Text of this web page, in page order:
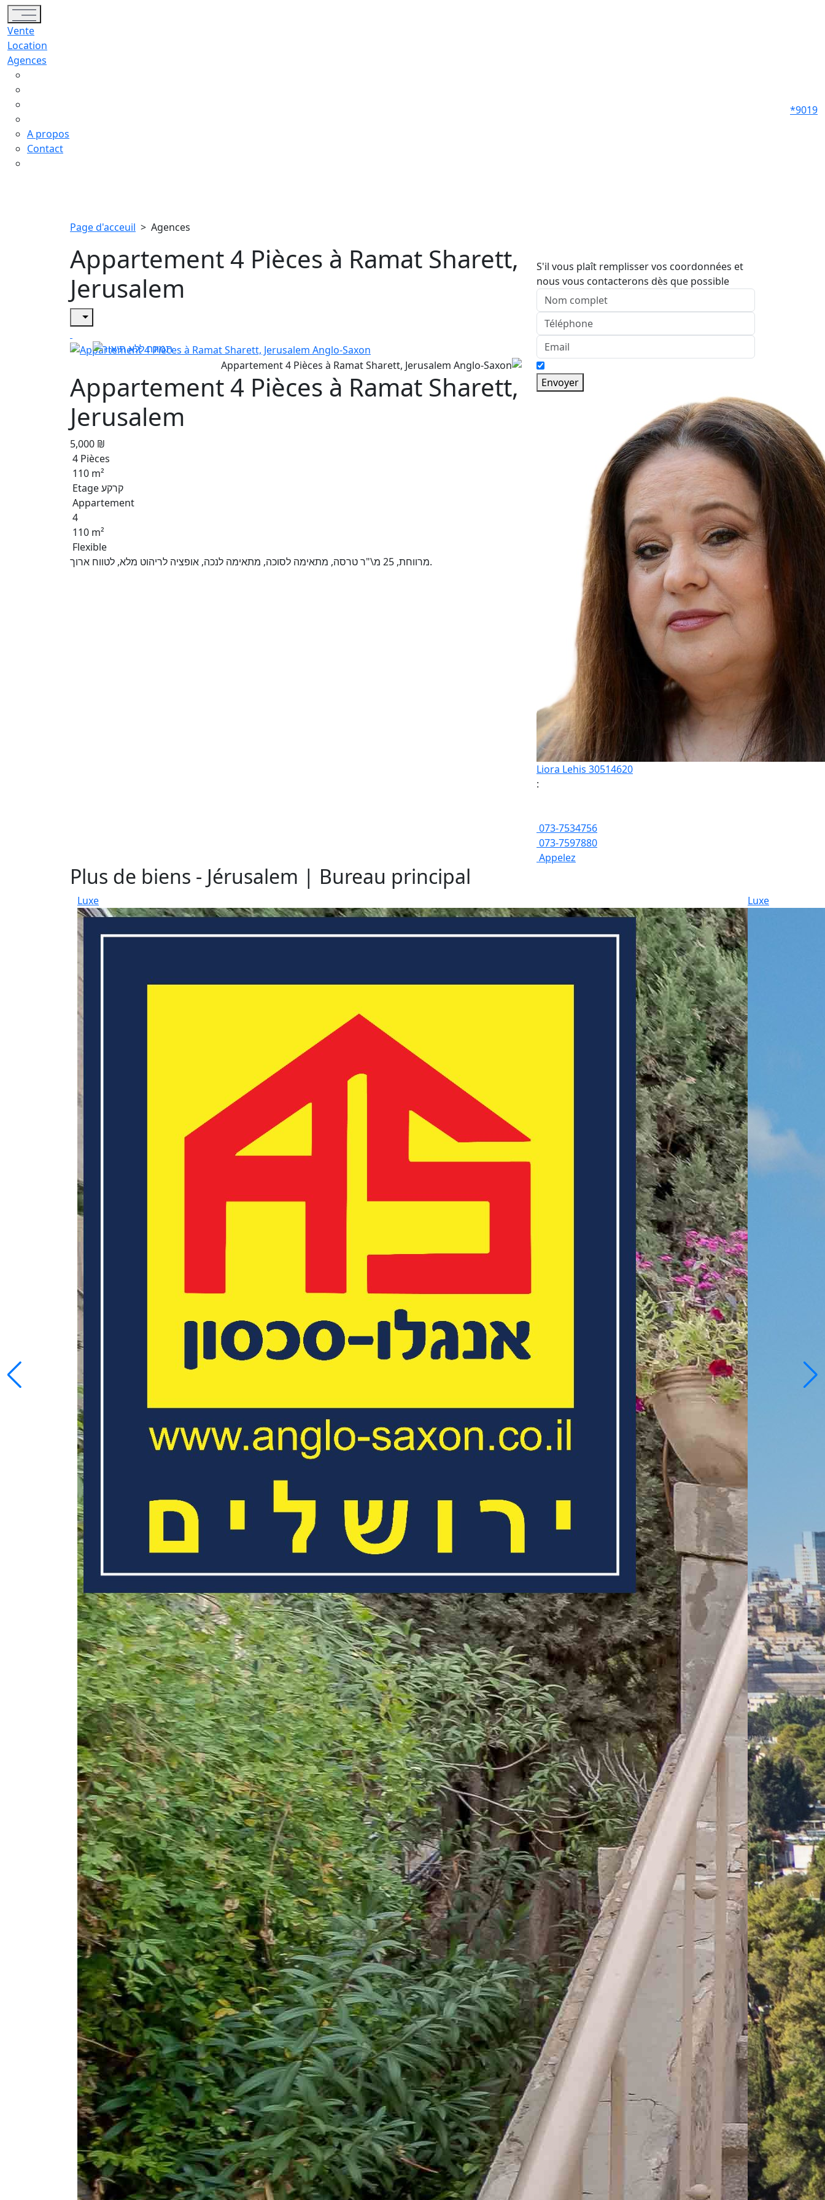
Toggle navigation
Vente
Location
Agences
A propos
Contact
*9019
Page d'acceuil > Agences
Appartement 4 Pièces à Ramat Sharett,
Jerusalem
Appartement 4 Pièces à Ramat Sharett,
Jerusalem
5,000 ₪
4 Pièces
110 m²
Etage קרקע
Appartement
4
110 m²
Flexible
מרווחת, 25 מ\"ר טרסה, מתאימה לסוכה, מתאימה לנכה, אופציה לריהוט מלא, לטווח ארוך.
S'il vous plaît remplisser vos coordonnées et
nous vous contacterons dès que possible
Envoyer
Liora Lehis 30514620
:
073-7534756
073-7597880
Appelez
Plus de biens - Jérusalem | Bureau principal
Luxe Luxe